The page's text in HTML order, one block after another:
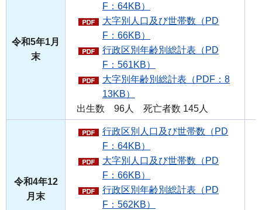
令和5年1月
末
F：64KB）
大字別人口及び世帯数（PD
F：66KB）
行政区別年齢別総計表（PD
F：561KB）
大字別年齢別総計表（PDF：8
13KB）
出生数 96人 死亡者数 145人
令和4年12
月末
行政区別人口及び世帯数（PD
F：64KB）
大字別人口及び世帯数（PD
F：66KB）
行政区別年齢別総計表（PD
F：562KB）